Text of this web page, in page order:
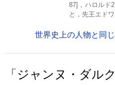
87]，ハロルド
と，先王エド
世界史上の人物と同
「ジャンヌ・ダル